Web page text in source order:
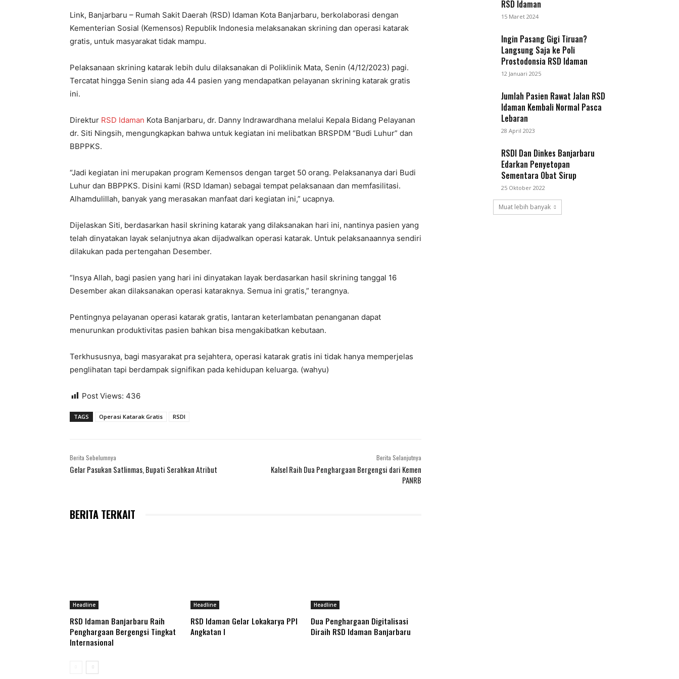
Link, Banjarbaru – Rumah Sakit Daerah (RSD) Idaman Kota Banjarbaru, berkolaborasi dengan
Kementerian Sosial (Kemensos) Republik Indonesia melaksanakan skrining dan operasi katarak
gratis, untuk masyarakat tidak mampu.
Pelaksanaan skrining katarak lebih dulu dilaksanakan di Poliklinik Mata, Senin (4/12/2023) pagi.
Tercatat hingga Senin siang ada 44 pasien yang mendapatkan pelayanan skrining katarak gratis
ini.
Direktur RSD Idaman Kota Banjarbaru, dr. Danny Indrawardhana melalui Kepala Bidang Pelayanan
dr. Siti Ningsih, mengungkapkan bahwa untuk kegiatan ini melibatkan BRSPDM “Budi Luhur” dan
BBPPKS.
“Jadi kegiatan ini merupakan program Kemensos dengan target 50 orang. Pelaksananya dari Budi
Luhur dan BBPPKS. Disini kami (RSD Idaman) sebagai tempat pelaksanaan dan memfasilitasi.
Alhamdulillah, banyak yang merasakan manfaat dari kegiatan ini,” ucapnya.
Dijelaskan Siti, berdasarkan hasil skrining katarak yang dilaksanakan hari ini, nantinya pasien yang
telah dinyatakan layak selanjutnya akan dijadwalkan operasi katarak. Untuk pelaksanaannya sendiri
dilakukan pada pertengahan Desember.
“Insya Allah, bagi pasien yang hari ini dinyatakan layak berdasarkan hasil skrining tanggal 16
Desember akan dilaksanakan operasi kataraknya. Semua ini gratis,” terangnya.
Pentingnya pelayanan operasi katarak gratis, lantaran keterlambatan penanganan dapat
menurunkan produktivitas pasien bahkan bisa mengakibatkan kebutaan.
Terkhususnya, bagi masyarakat pra sejahtera, operasi katarak gratis ini tidak hanya memperjelas
penglihatan tapi berdampak signifikan pada kehidupan keluarga. (wahyu)
Post Views: 436
TAGS Operasi Katarak Gratis RSDI
Berita Sebelumnya
Gelar Pasukan Satlinmas, Bupati Serahkan Atribut
Berita Selanjutnya
Kalsel Raih Dua Penghargaan Bergengsi dari Kemen
PANRB
BERITA TERKAIT
Headline
RSD Idaman Banjarbaru Raih
Penghargaan Bergengsi Tingkat
Internasional
Headline
RSD Idaman Gelar Lokakarya PPI
Angkatan I
Headline
Dua Penghargaan Digitalisasi
Diraih RSD Idaman Banjarbaru
RSD Idaman
15 Maret 2024
Ingin Pasang Gigi Tiruan?
Langsung Saja ke Poli
Prostodonsia RSD Idaman
12 Januari 2025
Jumlah Pasien Rawat Jalan RSD
Idaman Kembali Normal Pasca
Lebaran
28 April 2023
RSDI Dan Dinkes Banjarbaru
Edarkan Penyetopan
Sementara Obat Sirup
25 Oktober 2022
Muat lebih banyak